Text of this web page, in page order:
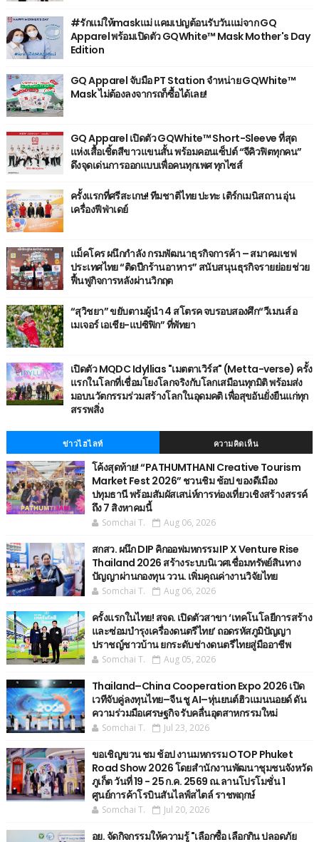
#รักแม่ให้maskแม่ แคมเปญต้อนรับวันแม่จาก GQ
Apparel พร้อมเปิดตัว GQWhite™ Mask Mother's Day
Edition
GQ Apparel จับมือ PT Station จำหน่าย GQWhite™
Mask ไม่ต้องลงจากรถก็ซื้อได้เลย!
GQ Apparel เปิดตัว GQWhite™ Short-Sleeve ที่สุด
แห่งเสื้อเชิ้ตสีขาวแขนสั้น พร้อมคอนเซ็ปต์ “จีคิวฟิตทุกคน”
ดึงจุดเด่นการออกแบบเพื่อคนทุกเพศ ทุกไซส์
ครั้งแรกที่ศรีสะเกษ! ทีมชาติไทย ปะทะ เติร์กเมนิสถาน อุ่น
เครื่องฟีฟ่าเดย์
แม็คโคร ผนึกกำลัง กรมพัฒนาธุรกิจการค้า – สมาคมเชฟ
ประเทศไทย “ติดปีกร้านอาหาร” สนับสนุนธุรกิจรายย่อย ช่วย
ฟื้นฟูกิจการหลังผ่านวิกฤต
“สุวิชยา” ขยับตามผู้นำ 4 สโตรค จบรอบสองศึก“วีเมนส์ อ
เมเจอร์ เอเชีย-แปซิฟิก” ที่พัทยา
เปิดตัว MQDC Idyllias "เมตตาเวิร์ส" (Metta-verse) ครั้ง
แรกในโลกที่เชื่อมโยงโลกจริงกับโลกเสมือนทุกมิติ พร้อมส่ง
มอบนวัตกรรมร่วมสร้างโลกในอุดมคติ เพื่อสุขอันยั่งยืนแก่ทุก
สรรพสิ่ง
ข่าวไฮไลท์ ความคิดเห็น
โค้งสุดท้าย! “PATHUMTHANI Creative Tourism
Market Fest 2026” ชวนชิม ช้อป ของดีเมือง
ปทุมธานี พร้อมสัมผัสเสน่ห์การท่องเที่ยวเชิงสร้างสรรค์
ถึง 7 สิงหาคมนี้
Somchai T. Aug 06, 2026
สกสว. ผนึก DIP คิกออฟมหกรรม IP X Venture Rise
Thailand 2026 สร้างระบบนิเวศเชื่อมทรัพย์สินทาง
ปัญญาผ่านกองทุน ววน. เพิ่มคุณค่างานวิจัยไทย
Somchai T. Aug 06, 2026
ครั้งแรกในไทย! สจด. เปิดตัวสาขา ‘เทคโนโลยีการสร้าง
และซ่อมบำรุงเครื่องดนตรีไทย’ ​ถอดรหัสภูมิปัญญา
ปราชญ์ชาวบ้าน ยกระดับช่างดนตรีไทยสู่มืออาชีพ
Somchai T. Aug 05, 2026
Thailand–China Cooperation Expo 2026 เปิด
เวทีจับคู่ลงทุนไทย–จีน ชู AI–หุ่นยนต์ฮิวแมนนอยด์ ดัน
ความร่วมมือเศรษฐกิจ รับคลื่นอุตสาหกรรมใหม่
Somchai T. Jul 23, 2026
ขอเชิญขวน ชม ช้อป งานมหกรรม OTOP Phuket
Road Show 2026 โดยสำนักงานพัฒนาชุมชนจังหวัด
ภูเก็ต วันที่ 19 - 25 ก.ค. 2569 ณ.ลานโปรโมชั่น 1
ศูนย์การค้าโรบินสันไลฟ์สไตล์ ราชพฤกษ์
Somchai T. Jul 20, 2026
อย. จัดกิจกรรมให้ความรู้ "เลือกซื้อ เลือกกิน ปลอดภัย